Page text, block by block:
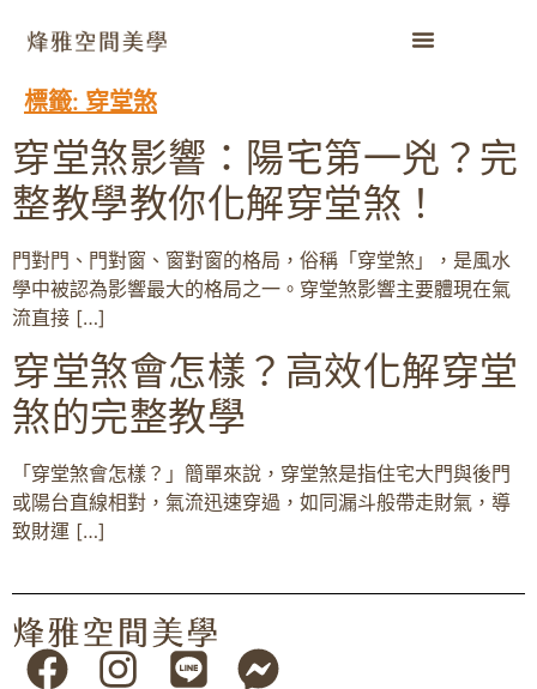
標籤: 穿堂煞
穿堂煞影響：陽宅第一兇？完
整教學教你化解穿堂煞！
門對門、門對窗、窗對窗的格局，俗稱「穿堂煞」，是風水
學中被認為影響最大的格局之一。穿堂煞影響主要體現在氣
流直接 […]
穿堂煞會怎樣？高效化解穿堂
煞的完整教學
「穿堂煞會怎樣？」簡單來說，穿堂煞是指住宅大門與後門
或陽台直線相對，氣流迅速穿過，如同漏斗般帶走財氣，導
致財運 […]